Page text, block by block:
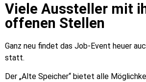
Viele Aussteller mit
offenen Stellen
Ganz neu findet das Job-Event heuer
statt.
Der „Alte Speicher“ bietet alle